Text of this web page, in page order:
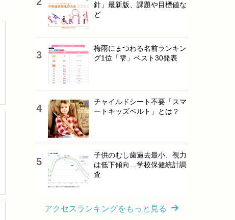
針」最新版、課題や目標値な
ど
梅雨にまつわる名前ランキン
グ1位「雫」ベスト30発表
チャイルドシート不要「スマ
ートキッズベルト」とは？
子供のむし歯過去最小、視力
は低下傾向…学校保健統計調
査
アクセスランキングをもっと見る